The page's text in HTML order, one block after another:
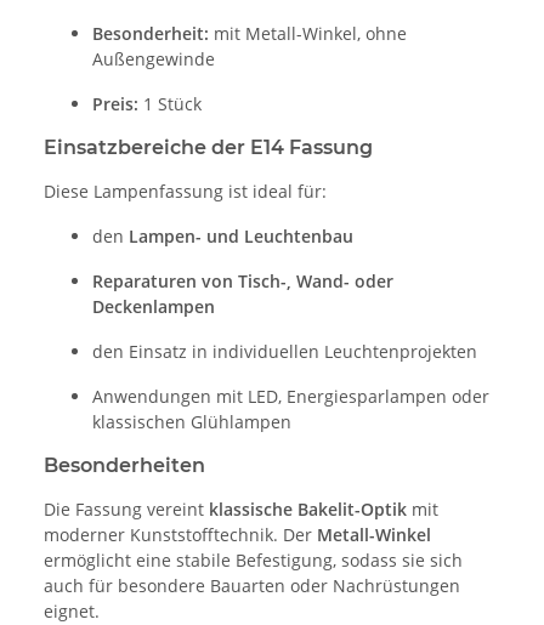
Besonderheit: mit Metall-Winkel, ohne
Außengewinde
Preis: 1 Stück
Einsatzbereiche der E14 Fassung
Diese Lampenfassung ist ideal für:
den Lampen- und Leuchtenbau
Reparaturen von Tisch-, Wand- oder
Deckenlampen
den Einsatz in individuellen Leuchtenprojekten
Anwendungen mit LED, Energiesparlampen oder
klassischen Glühlampen
Besonderheiten
Die Fassung vereint klassische Bakelit-Optik mit
moderner Kunststofftechnik. Der Metall-Winkel
ermöglicht eine stabile Befestigung, sodass sie sich
auch für besondere Bauarten oder Nachrüstungen
eignet.